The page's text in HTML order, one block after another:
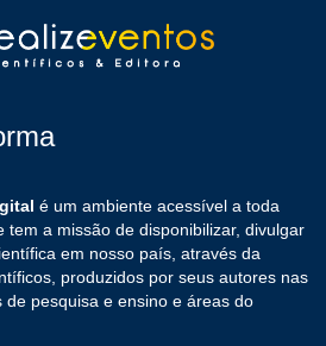
é um ambiente acessível a toda
tem a missão de disponibilizar, divulgar
em nosso país, através da
produzidos por seus autores nas
de pesquisa e ensino e áreas do